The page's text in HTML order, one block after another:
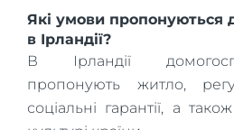
Які умови пропонуються
в Ірландії?
В Ірландії
пропонують житло,
соціальні гарантії, а